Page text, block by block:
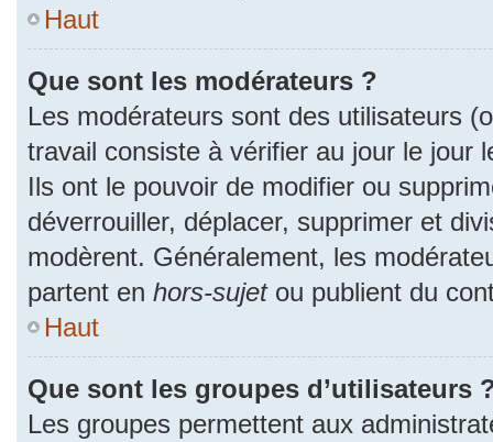
Haut
Que sont les modérateurs ?
Les modérateurs sont des utilisateurs
travail consiste à vérifier au jour le jour
Ils ont le pouvoir de modifier ou
déverrouiller, déplacer, supprimer et
modèrent. Généralement, les
partent en hors-sujetou publient du
Haut
Que sont les groupes d’utilisateurs
Les groupes permettent aux